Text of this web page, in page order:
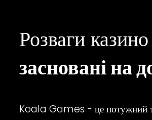
Розваги
засновані на
Koala Games - це потужний